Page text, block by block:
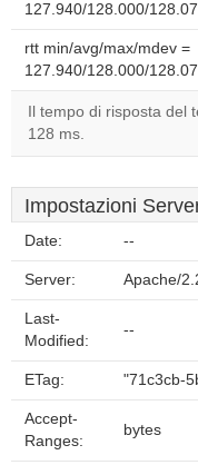
127.940/128.000/
rtt min/avg/max/mdev =
127.940/128.000/
Il tempo di risposta del
128 ms.
Impostazioni
Date: --
Server: Apache/
Last-
Modified:
--
ETag: "71c3cb-
Accept-
Ranges:
bytes